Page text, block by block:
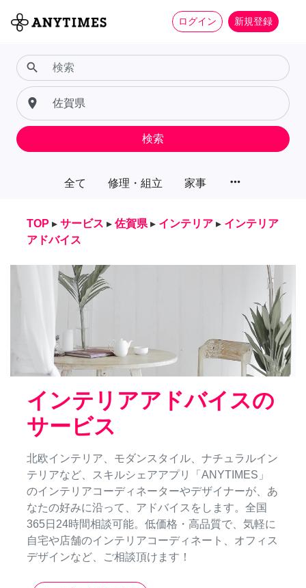
ログイン 新規登録
全て 修理・組立 家事 more_horiz
search
place
検索
TOP ▸ サービス ▸ 佐賀県 ▸ インテリア ▸ インテリア
アドバイス
インテリアアドバイスの
サービス
北欧インテリア、モダンスタイル、ナチュラルイン
テリアなど、スキルシェアアプリ「ANYTIMES」
のインテリアコーディネーターやデザイナーが、あ
なたの好みに沿って、アドバイスをします。全国
365日24時間相談可能。低価格・高品質で、気軽に
自宅や店舗のインテリアコーディネート、オフィス
デザインなど、ご相談頂けます！